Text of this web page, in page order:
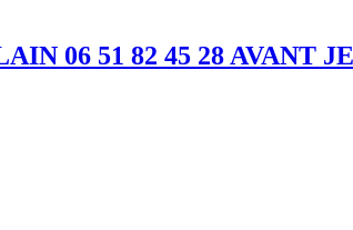
06 51 82 45 28 AVANT